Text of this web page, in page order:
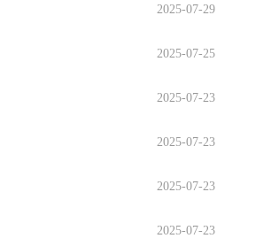
2025-07-29
2025-07-25
2025-07-23
2025-07-23
2025-07-23
2025-07-23